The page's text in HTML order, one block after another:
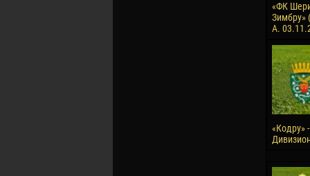
«ФК
Зимбру»
А.
«Кодру»